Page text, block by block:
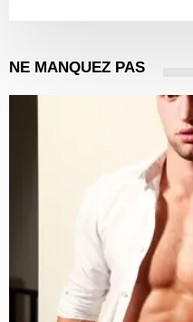
NE MANQUEZ PAS